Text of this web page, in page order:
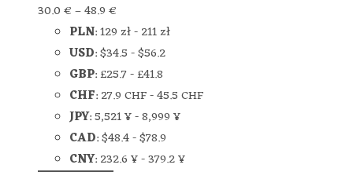
30.0€–48.9€
PLN:129 zł-211 zł
USD:$34.5-$56.2
GBP:£25.7-£41.8
CHF:27.9 CHF-45.5 CHF
JPY:5,521 ¥-8,999 ¥
CAD:$48.4-$78.9
CNY:232.6 ¥-379.2 ¥